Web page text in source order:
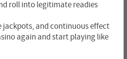
roll into legitimate readies
jackpots, and continuous effect
again and start playing like